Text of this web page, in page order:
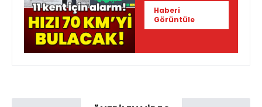
Hızı: 70 km
olacak...
Haberi
Görüntüle